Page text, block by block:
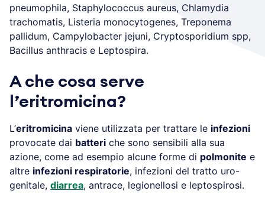
pneumophila, Staphylococcus aureus, Chlamydia
trachomatis, Listeria monocytogenes, Treponema
pallidum, Campylobacter jejuni, Cryptosporidium spp,
Bacillus anthracis e Leptospira.
A che cosa serve
l’eritromicina?
L’eritromicina viene utilizzata per trattare le infezioni
provocate dai batteri che sono sensibili alla sua
azione, come ad esempio alcune forme di polmonite e
altre infezioni respiratorie, infezioni del tratto uro-
genitale, diarrea, antrace, legionellosi e leptospirosi.